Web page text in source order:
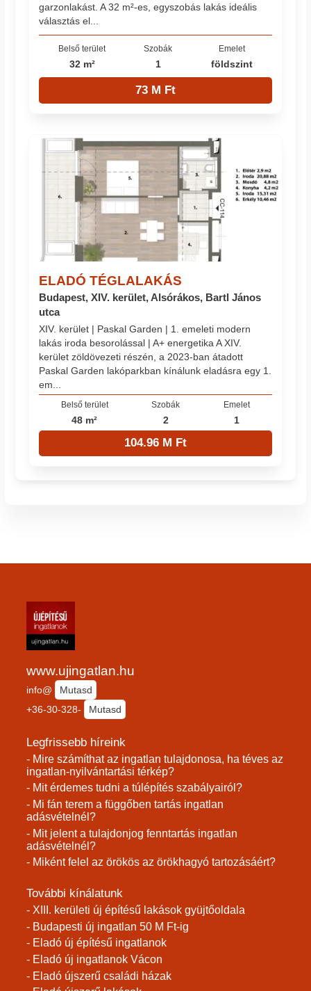
garzonlakást. A 32 m²-es, egyszobás lakás ideális
választás el...
Belső terület
32 m²
Szobák
1
Emelet
földszint
73 M Ft
ELADÓ TÉGLALAKÁS
Budapest, XIV. kerület, Alsórákos, Bartl János
utca
XIV. kerület | Paskal Garden | 1. emeleti modern
lakás iroda besorolással | A+ energetika A XIV.
kerület zöldövezeti részén, a 2023-ban átadott
Paskal Garden lakóparkban kínálunk eladásra egy 1.
em...
Belső terület
48 m²
Szobák
2
Emelet
1
104.96 M Ft
www.ujingatlan.hu
info@
Mutasd
+36-30-328-
Mutasd
Legfrissebb híreink
- Mire számíthat az ingatlan tulajdonosa, ha téves az
ingatlan-nyilvántartási térkép?
- Mit érdemes tudni a túlépítés szabályairól?
- Mi fán terem a függőben tartás ingatlan
adásvételnél?
- Mit jelent a tulajdonjog fenntartás ingatlan
adásvételnél?
- Miként felel az örökös az örökhagyó tartozásáért?
További kínálatunk
- XIII. kerületi új építésű lakások gyüjtőoldala
- Budapesti új ingatlan 50 M Ft-ig
- Eladó új építésű ingatlanok
- Eladó új ingatlanok Vácon
- Eladó újszerű családi házak